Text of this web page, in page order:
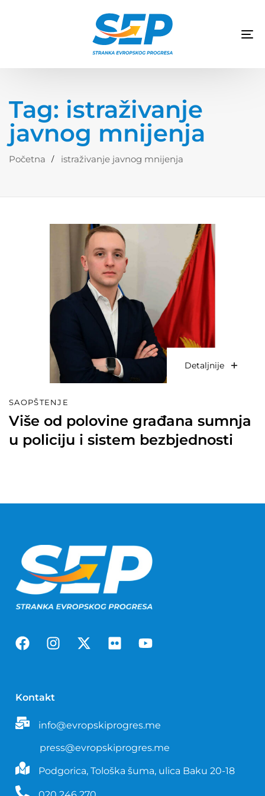
Tag: istraživanje
javnog mnijenja
Početna istraživanje javnog mnijenja
Detaljnije
SAOPŠTENJE
Više od polovine građana sumnja
u policiju i sistem bezbjednosti
Kontakt
info@evropskiprogres.me
press@evropskiprogres.me
Podgorica, Tološka šuma, ulica Baku 20-18